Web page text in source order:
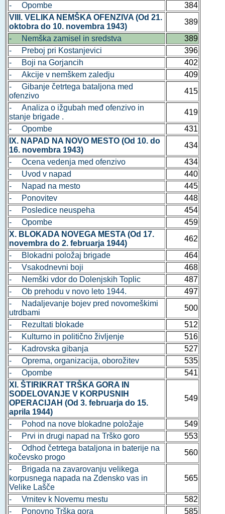
- Opombe
384
VIII. VELIKA NEMŠKA OFENZIVA (Od 21.
oktobra do 10. novembra 1943)
389
- Nemška zamisel in sredstva
389
- Preboj pri Kostanjevici
396
- Boji na Gorjancih
402
- Akcije v nemškem zaledju
409
- Gibanje četrtega bataljona med
ofenzivo
415
- Analiza o ižgubah međ ofenzivo in
stanje brigade .
419
- Opombe
431
IX. NAPAD NA NOVO MESTO (Od 10. do
16. novembra 1943)
434
- Ocena vedenja med ofenzivo
434
- Uvod v napad
440
- Napad na mesto
445
- Ponovitev
448
- Posledice neuspeha
454
- Opombe
459
X. BLOKADA NOVEGA MESTA (Od 17.
novembra do 2. februarja 1944)
462
- Blokadni položaj brigade
464
- Vsakodnevni boji
468
- Nemški vdor do Dolenjskih Toplic
487
- Ob prehodu v novo leto 1944.
497
- Nadaljevanje bojev pred novomeškimi
utrdbami
500
- Rezultati blokade
512
- Kulturno in politično življenje
516
- Kadrovska gibanja
527
- Oprema, organizacija, oborožitev
535
- Opombe
541
XI. ŠTIRIKRAT TRŠKA GORA IN
SODELOVANJE V KORPUSNIH
OPERACIJAH (Od 3. februarja do 15.
aprila 1944)
549
- Pohod na nove blokadne položaje
549
- Prvi in drugi napad na Trško goro
553
- Odhod četrtega bataljona in baterije na
kočevsko progo
560
- Brigada na zavarovanju velikega
korpusnega napada na Zdensko vas in
Velike Lašče
565
- Vrnitev k Novemu mestu
582
- Ponovno Trška gora
585